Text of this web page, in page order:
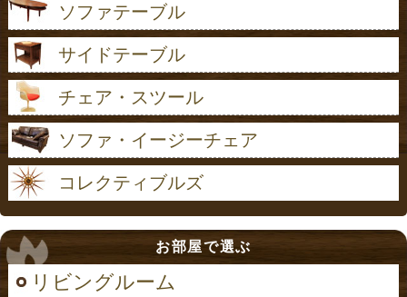
ソファテーブル
サイドテーブル
チェア・スツール
ソファ・イージーチェア
コレクティブルズ
お部屋で選ぶ
リビングルーム